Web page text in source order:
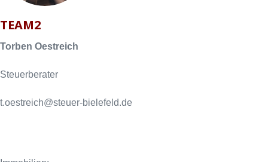
TEAM2
Torben Oestreich
Steuerberater
t.oestreich@steuer-bielefeld.de